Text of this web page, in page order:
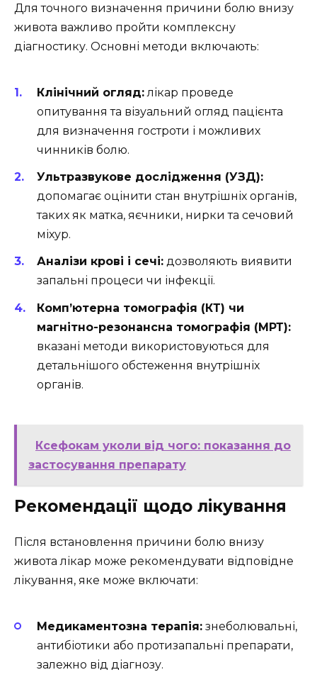
Для точного визначення причини болю внизу
живота важливо пройти комплексну
діагностику. Основні методи включають:
Клінічний огляд:лікар проведе
опитування та візуальний огляд пацієнта
для визначення гостроти і можливих
чинників болю.
Ультразвукове дослідження (УЗД):
допомагає оцінити стан внутрішніх органів,
таких як матка, яєчники, нирки та сечовий
міхур.
Аналізи крові і сечі: дозволяють виявити
запальні процеси чи інфекції.
Комп’ютерна томографія (КТ) чи
магнітно-резонансна томографія (МРТ):
вказані методи використовуються для
детальнішого обстеження внутрішніх
органів.
Ксефокам уколи від чого: показання до
застосування препарату
Рекомендації щодо лікування
Після встановлення причини болю внизу
живота лікар може рекомендувати відповідне
лікування, яке може включати:
Медикаментозна терапія: знеболювальні,
антибіотики або протизапальні препарати,
залежно від діагнозу.